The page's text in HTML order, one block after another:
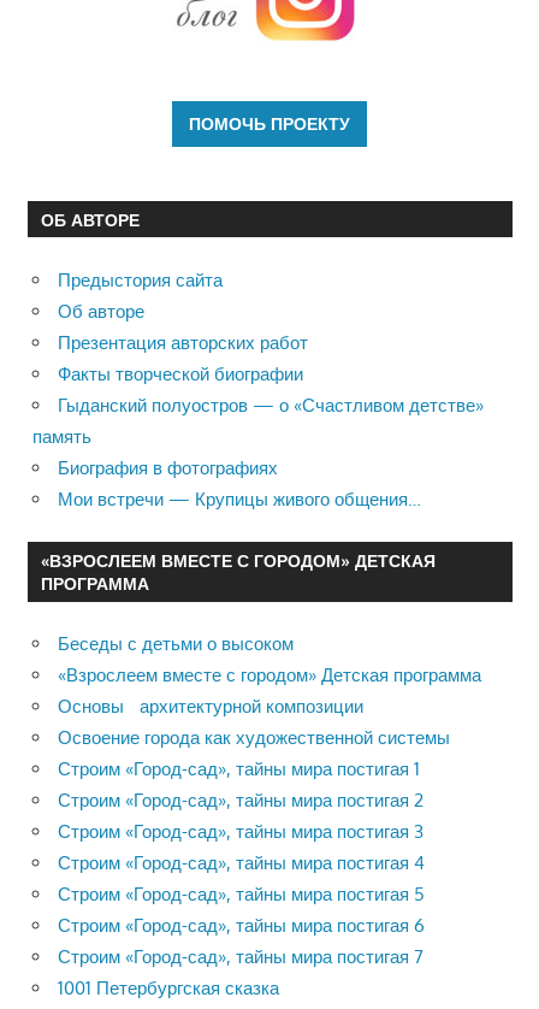
ОБ АВТОРЕ
Предыстория сайта
Об авторе
Презентация авторских работ
Факты творческой биографии
Гыданский полуостров — о «Счастливом детстве»
память
Биография в фотографиях
Мои встречи — Крупицы живого общения…
«ВЗРОСЛЕЕМ ВМЕСТЕ С ГОРОДОМ» ДЕТСКАЯ
ПРОГРАММА
Беседы с детьми о высоком
«Взрослеем вместе с городом» Детская программа
Основы архитектурной композиции
Освоение города как художественной системы
Строим «Город-сад», тайны мира постигая 1
Строим «Город-сад», тайны мира постигая 2
Строим «Город-сад», тайны мира постигая 3
Строим «Город-сад», тайны мира постигая 4
Строим «Город-сад», тайны мира постигая 5
Строим «Город-сад», тайны мира постигая 6
Строим «Город-сад», тайны мира постигая 7
1001 Петербургская сказка